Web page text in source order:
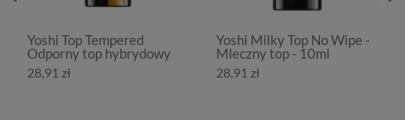
Yoshi Top Tempered
Odporny top hybrydowy
28,91 zł
Yoshi Milky Top No Wipe -
Mleczny top - 10ml
28,91 zł